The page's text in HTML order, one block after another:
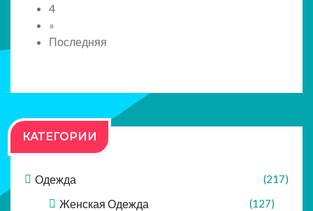
4
»
Последняя
КАТЕГОРИИ
Одежда (217)
Женская Одежда (127)